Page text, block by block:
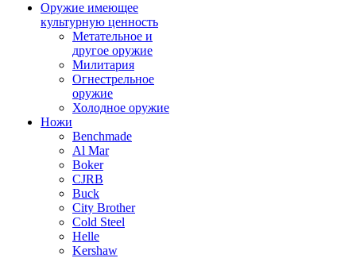
Оружие имеющее
культурную ценность
Метательное и
другое оружие
Милитария
Огнестрельное
оружие
Холодное оружие
Ножи
Benchmade
Al Mar
Boker
CJRB
Buck
City Brother
Cold Steel
Helle
Kershaw